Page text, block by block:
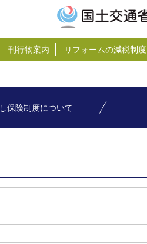
刊行物案内 リフォームの減税制度
保険制度について